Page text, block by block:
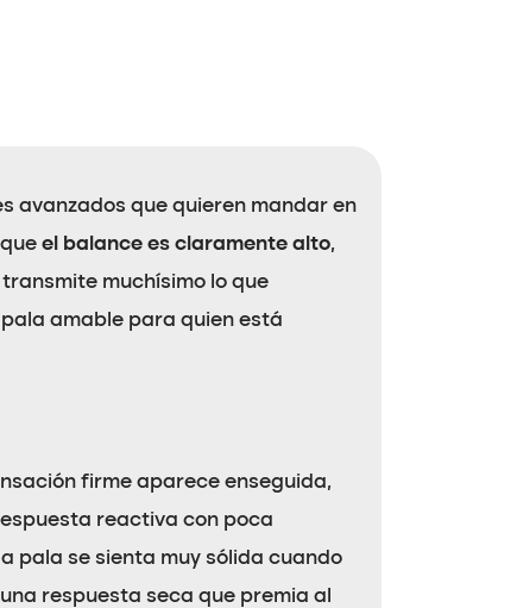
avanzados que quieren mandar en
el balance es claramente alto,
muchísimo lo que
amable para quien está
firme aparece enseguida,
reactiva con poca
pala se sienta muy sólida cuando
respuesta seca que premia al